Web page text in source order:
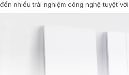
đến nhiều trải nghiệm công nghệ tuyệt vời.